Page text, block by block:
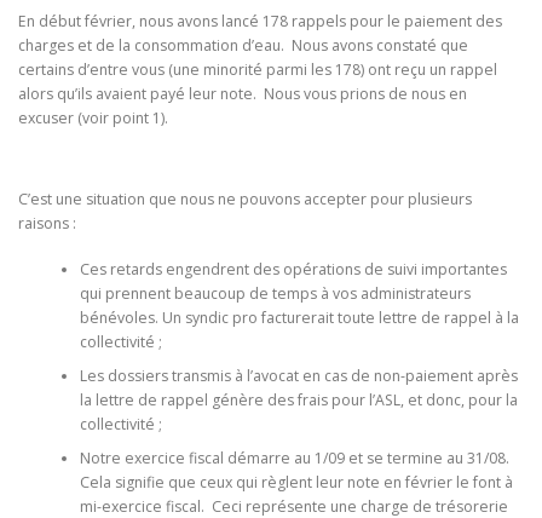
En début février, nous avons lancé 178 rappels pour le paiement des
charges et de la consommation d’eau. Nous avons constaté que
certains d’entre vous (une minorité parmi les 178) ont reçu un rappel
alors qu’ils avaient payé leur note. Nous vous prions de nous en
excuser (voir point 1).
C’est une situation que nous ne pouvons accepter pour plusieurs
raisons :
Ces retards engendrent des opérations de suivi importantes
qui prennent beaucoup de temps à vos administrateurs
bénévoles. Un syndic pro facturerait toute lettre de rappel à la
collectivité ;
Les dossiers transmis à l’avocat en cas de non-paiement après
la lettre de rappel génère des frais pour l’ASL, et donc, pour la
collectivité ;
Notre exercice fiscal démarre au 1/09 et se termine au 31/08.
Cela signifie que ceux qui règlent leur note en février le font à
mi-exercice fiscal. Ceci représente une charge de trésorerie